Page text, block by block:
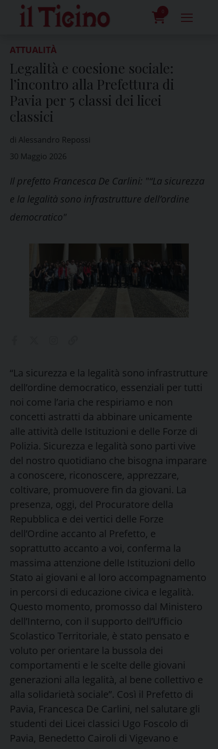
content
0
ATTUALITÀ
Legalità e coesione sociale:
l’incontro alla Prefettura di
Pavia per 5 classi dei licei
classici
di Alessandro Repossi
30 Maggio 2026
Il prefetto Francesca De Carlini: "“La sicurezza
e la legalità sono infrastrutture dell’ordine
democratico"
“La sicurezza e la legalità sono infrastrutture
dell’ordine democratico, essenziali per tutti
noi come l’aria che respiriamo e non
concetti astratti da abbinare unicamente
alle attività delle Istituzioni e delle Forze di
Polizia. Sicurezza e legalità sono parti vive
del nostro quotidiano che bisogna imparare
a conoscere, riconoscere, apprezzare,
coltivare, promuovere fin da giovani. La
presenza, oggi, del Procuratore della
Repubblica e dei vertici delle Forze
dell’Ordine accanto al Prefetto, e
soprattutto accanto a voi, conferma la
massima attenzione delle Istituzioni dello
Stato ai giovani e al loro accompagnamento
in percorsi di educazione civica e legalità.
Questo momento, promosso dal Ministero
dell’Interno, con il supporto dell’Ufficio
Scolastico Territoriale, è stato pensato e
voluto per orientare la bussola dei
comportamenti e le scelte delle giovani
generazioni alla legalità, al bene collettivo e
alla solidarietà sociale”. Così il Prefetto di
Pavia, Francesca De Carlini, nel salutare gli
studenti dei Licei classici Ugo Foscolo di
Pavia, Benedetto Cairoli di Vigevano e